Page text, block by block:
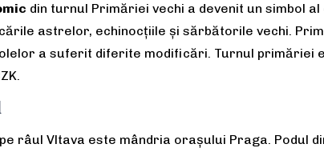
din turnul Primăriei vechi a devenit un simbol
astrelor, echinocțiile și sărbătorile vechi.
a suferit diferite modificări. Turnul primăriei
râul Vltava este mândria orașului Praga. Podul